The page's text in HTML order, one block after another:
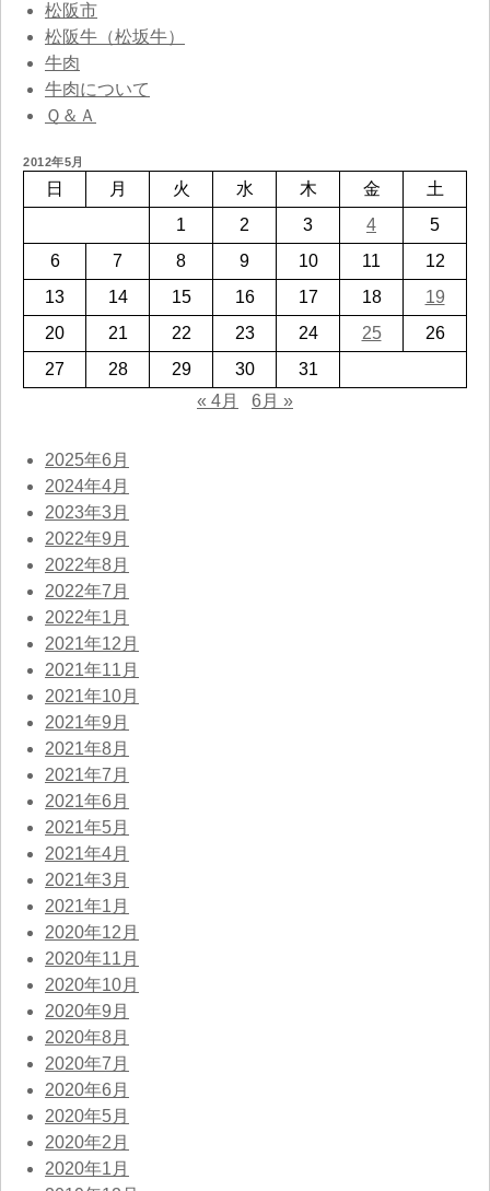
松阪市
松阪牛（松坂牛）
牛肉
牛肉について
Ｑ＆Ａ
2012年5月
日 月 火 水 木 金
土
1
2 3 4
5
6
7 8 9 10 11
12
13
14 15 16 17 18
19
20
21 22 23 24 25
26
27
28 29 30
31
« 4月
6月 »
2025年6月
2024年4月
2023年3月
2022年9月
2022年8月
2022年7月
2022年1月
2021年12月
2021年11月
2021年10月
2021年9月
2021年8月
2021年7月
2021年6月
2021年5月
2021年4月
2021年3月
2021年1月
2020年12月
2020年11月
2020年10月
2020年9月
2020年8月
2020年7月
2020年6月
2020年5月
2020年2月
2020年1月